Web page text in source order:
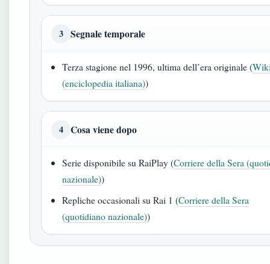
3 Segnale temporale
Terza stagione nel 1996, ultima dell’era originale (
(enciclopedia italiana))
4 Cosa viene dopo
Serie disponibile su RaiPlay (Corriere della Sera
nazionale))
Repliche occasionali su Rai 1 (Corriere della Sera
(quotidiano nazionale))